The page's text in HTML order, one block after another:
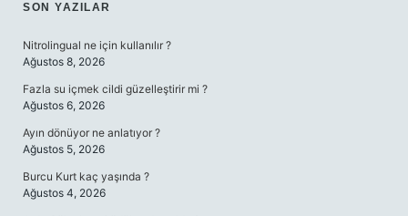
SIDEBAR
SON YAZILAR
Nitrolingual ne için kullanılır ?
Ağustos 8, 2026
Fazla su içmek cildi güzelleştirir mi ?
Ağustos 6, 2026
Ayın dönüyor ne anlatıyor ?
Ağustos 5, 2026
Burcu Kurt kaç yaşında ?
Ağustos 4, 2026